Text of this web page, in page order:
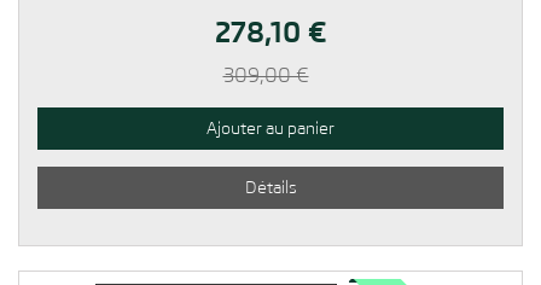
278,10 €
309,00 €
Ajouter au panier
Détails